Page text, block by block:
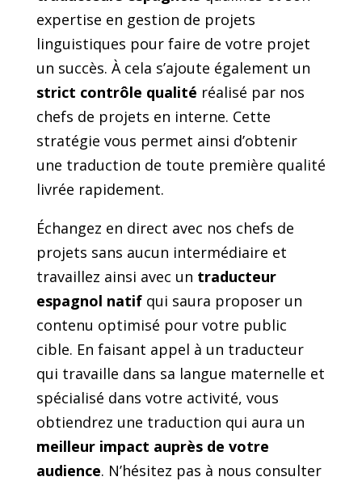
expertise en gestion de projets
linguistiques pour faire de votre projet
un succès. À cela s’ajoute également un
strict contrôle qualité réalisé par nos
chefs de projets en interne. Cette
stratégie vous permet ainsi d’obtenir
une traduction de toute première qualité
livrée rapidement.
Échangez en direct avec nos chefs de
projets sans aucun intermédiaire et
travaillez ainsi avec un traducteur
espagnol natifqui saura proposer un
contenu optimisé pour votre public
cible. En faisant appel à un traducteur
qui travaille dans sa langue maternelle et
spécialisé dans votre activité, vous
obtiendrez une traduction qui aura un
meilleur impact auprès de votre
audience. N’hésitez pas à nous consulter